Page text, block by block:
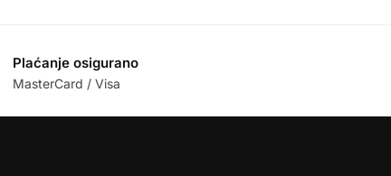
Plaćanje osigurano
MasterCard / Visa